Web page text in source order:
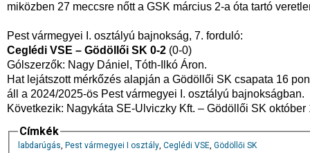
miközben 27 meccsre nőtt a GSK március 2-a óta tartó
Pest vármegyei I. osztályú bajnokság, 7. forduló:
Ceglédi VSE – Gödöllői SK 0-2 (0-0)
Gólszerzők: Nagy Dániel, Tóth-Ilkó Áron.
Hat lejátszott mérkőzés alapján a Gödöllői SK csapata 16
áll a 2024/2025-ös Pest vármegyei I. osztályú bajnokságban.
Következik: Nagykáta SE-Ulviczky Kft. – Gödöllői SK október
Címkék
labdarúgás, Pest vármegyei I osztály, Ceglédi VSE, Gödöllői SK